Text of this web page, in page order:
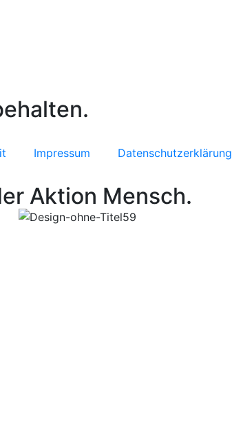
Impressum Datenschutzerklärung
Aktion Mensch.